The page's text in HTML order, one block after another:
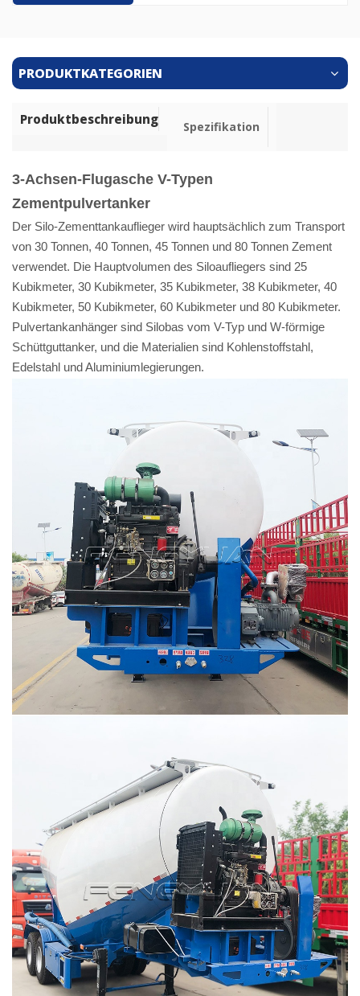
PRODUKTKATEGORIEN
Produktbeschreibung Spezifikation
3-Achsen-Flugasche V-Typen
Zementpulvertanker
Der Silo-Zementtankauflieger wird hauptsächlich zum Transport
von 30 Tonnen, 40 Tonnen, 45 Tonnen und 80 Tonnen Zement
verwendet. Die Hauptvolumen des Siloaufliegers sind 25
Kubikmeter, 30 Kubikmeter, 35 Kubikmeter, 38 Kubikmeter, 40
Kubikmeter, 50 Kubikmeter, 60 Kubikmeter und 80 Kubikmeter.
Pulvertankanhänger sind Silobas vom V-Typ und W-förmige
Schüttguttanker, und die Materialien sind Kohlenstoffstahl,
Edelstahl und Aluminiumlegierungen.